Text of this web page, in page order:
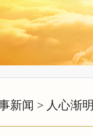
新闻 > 人心渐明